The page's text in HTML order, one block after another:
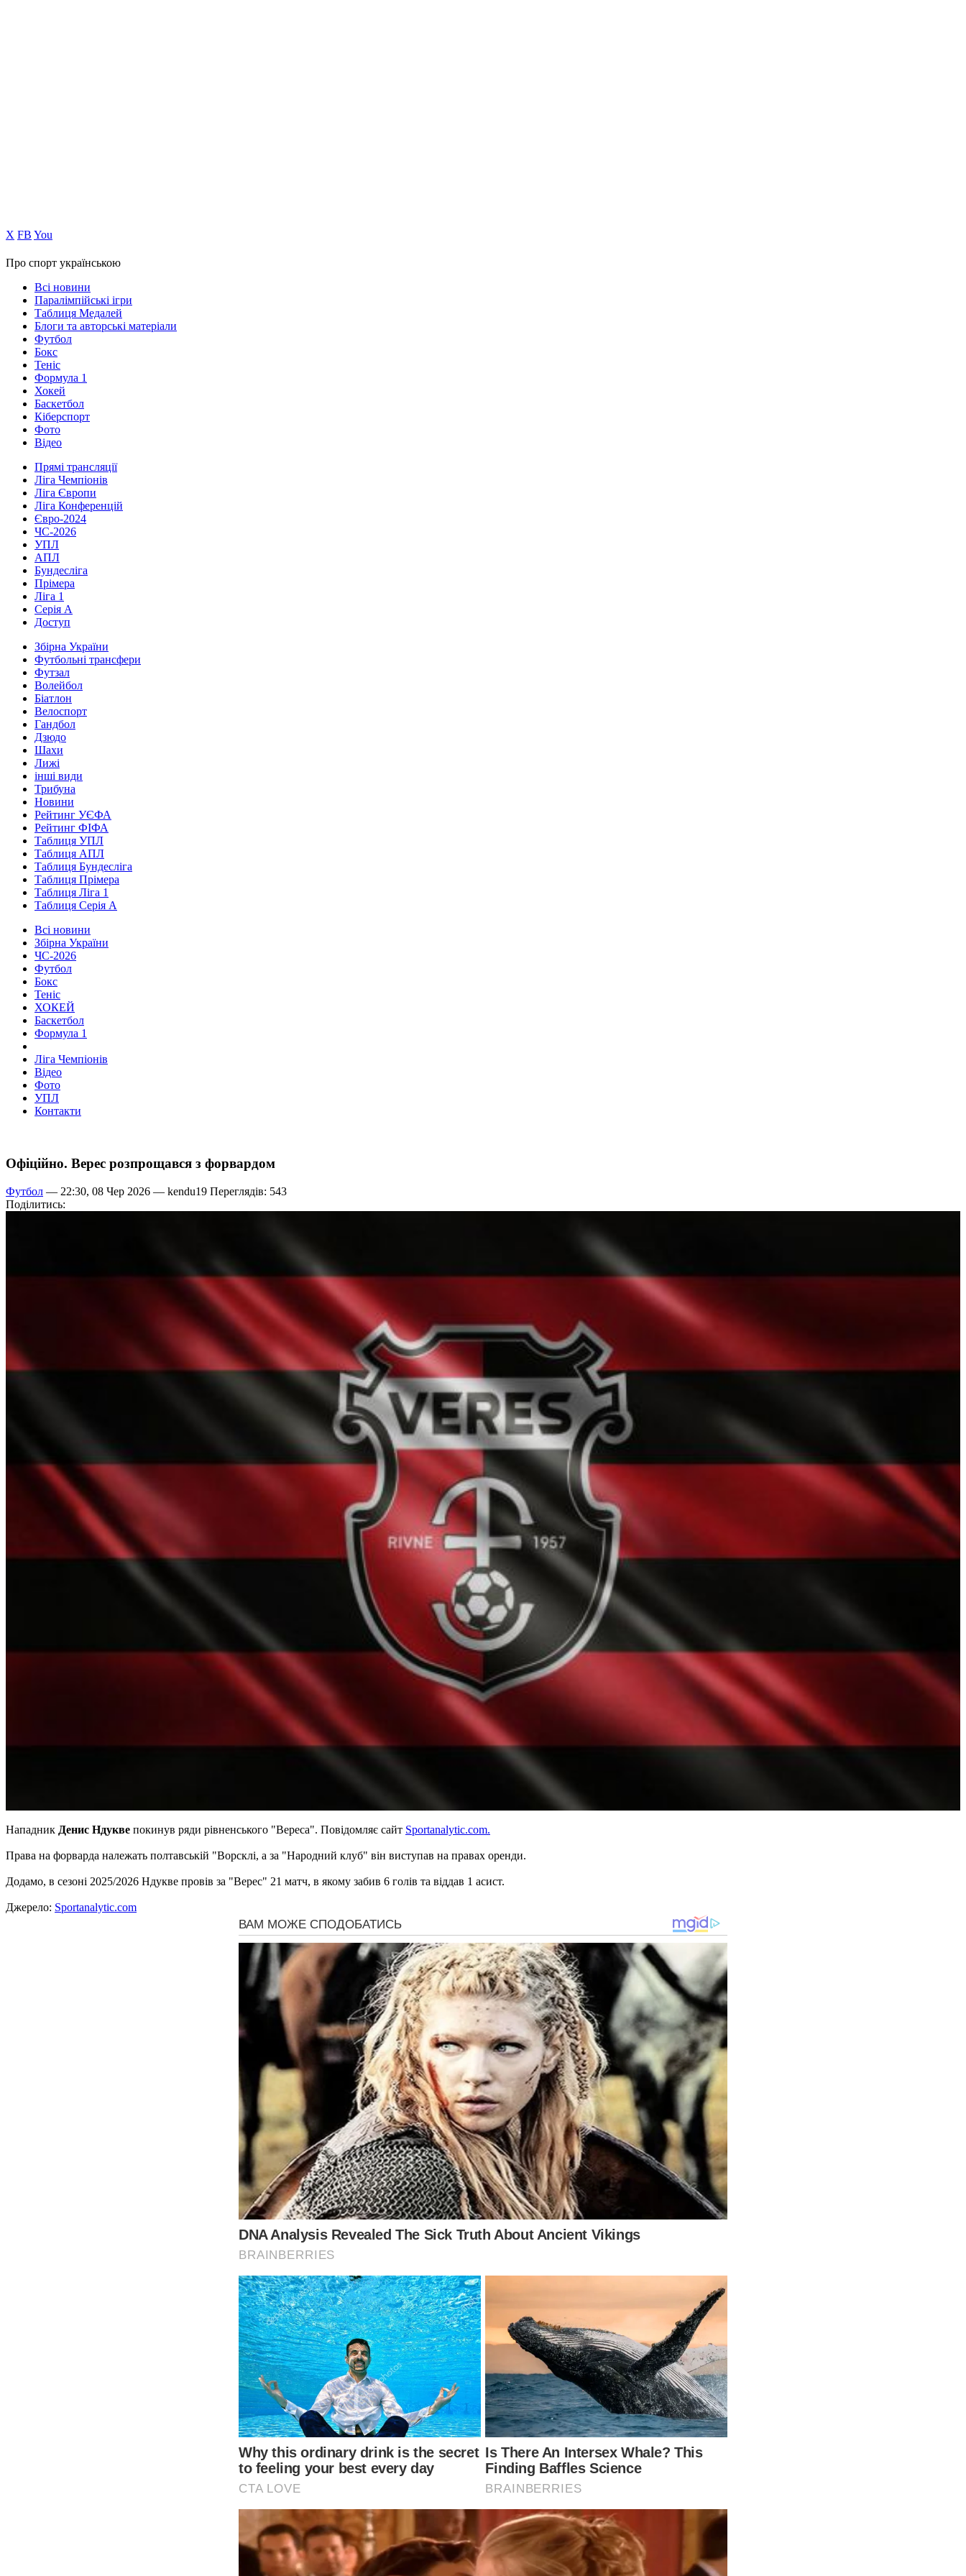
Х FB You
Про спорт українською
Всі новини
Паралімпійські ігри
Таблиця Медалей
Блоги та авторські матеріали
Футбол
Бокс
Теніс
Формула 1
Хокей
Баскетбол
Кіберспорт
Фото
Відео
Прямі трансляції
Ліга Чемпіонів
Ліга Європи
Ліга Конференцій
Євро-2024
ЧС-2026
УПЛ
АПЛ
Бундесліга
Прімера
Ліга 1
Серія А
Доступ
Збірна України
Футбольні трансфери
Футзал
Волейбол
Біатлон
Велоспорт
Гандбол
Дзюдо
Шахи
Лижі
інші види
Трибуна
Новини
Рейтинг УЄФА
Рейтинг ФІФА
Таблиця УПЛ
Таблиця АПЛ
Таблиця Бундесліга
Таблиця Прімера
Таблиця Ліга 1
Таблиця Серія А
Всі новини
Збірна України
ЧС-2026
Футбол
Бокс
Теніс
ХОКЕЙ
Баскетбол
Формула 1
Ліга Чемпіонів
Відео
Фото
УПЛ
Контакти
Офіційно. Верес розпрощався з форвардом
Футбол — 22:30, 08 Чер 2026 — kendu19 Переглядів: 543
Поділитись:
Нападник Денис Ндукве покинув ряди рівненського "Вереса". Повідомляє сайт Sportanalytic.com.
Права на форварда належать полтавській "Ворсклі, а за "Народний клуб" він виступав на правах оренди.
Додамо, в сезоні 2025/2026 Ндукве провів за "Верес" 21 матч, в якому забив 6 голів та віддав 1 асист.
Джерело: Sportanalytic.com